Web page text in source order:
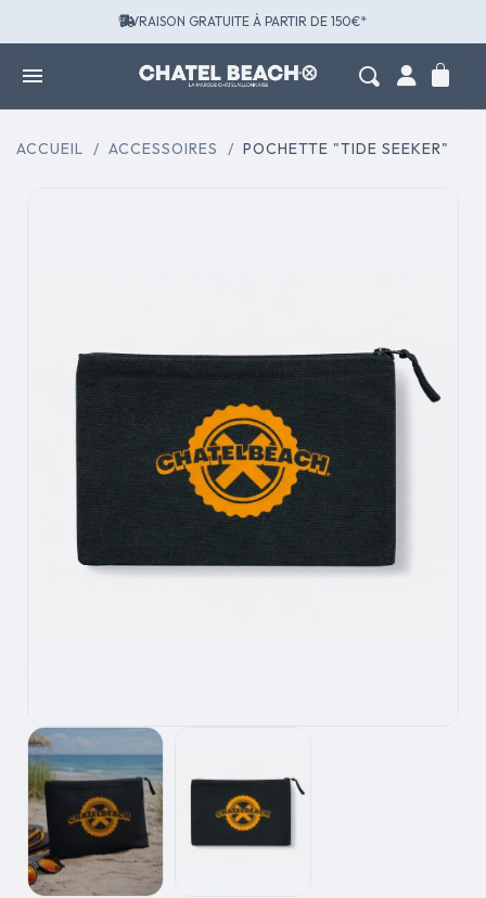
LIVRAISON GRATUITE À PARTIR DE 150€*
ACCUEIL ACCESSOIRES POCHETTE "TIDE SEEKER"